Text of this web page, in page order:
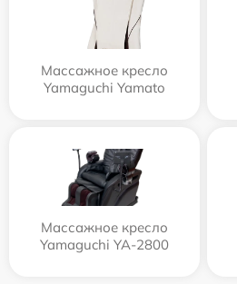
Массажное кресло
Yamaguchi Yamato
Массажное кресло
Yamaguchi YA-2800